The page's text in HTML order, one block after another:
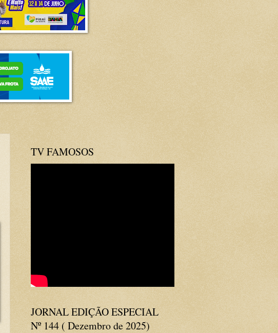
TV FAMOSOS
JORNAL EDIÇÃO ESPECIAL
Nº 144 ( Dezembro de 2025)